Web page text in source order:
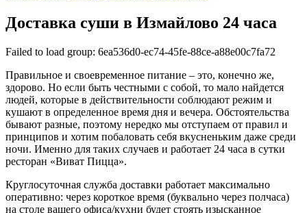
Доставка суши в Измайлово 24 часа
Failed to load group: 6ea536d0-ec74-45fe-88ce-a88e00c7fa72
Правильное и своевременное питание – это, конечно же,
здорово. Но если быть честными с собой, то мало найдется
людей, которые в действительности соблюдают режим и
кушают в определенное время дня и вечера. Обстоятельства
бывают разные, поэтому нередко мы отступаем от правил и
принципов и хотим побаловать себя вкусненьким даже среди
ночи. Именно для таких случаев и работает 24 часа в сутки
ресторан «Виват Пицца».
Круглосуточная служба доставки работает максимально
оперативно: через короткое время (буквально через полчаса)
на столе вашего офиса/кухни будет стоять изысканное